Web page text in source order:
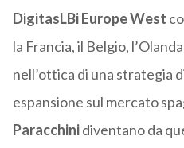
DigitasLBi Europe West
la Francia, il Belgio,
nell’ottica di una strategia
espansione sul mercato
Paracchinidiventano da